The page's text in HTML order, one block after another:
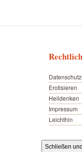
Erotisieren
Heildenken
Impressum
Leichthin